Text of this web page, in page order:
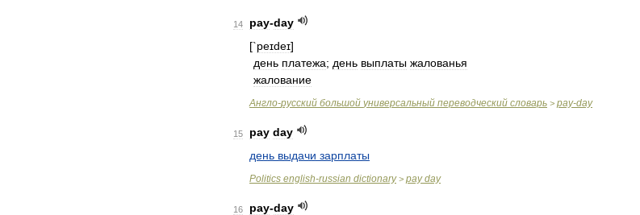
14 pay-day
[`peɪdeɪ]
день платежа; день выплаты жалованья
жалование
Англо-русский большой универсальный переводческий словарь > pay-day
15 pay day
день выдачи зарплаты
Politics english-russian dictionary> pay day
16 pay-day